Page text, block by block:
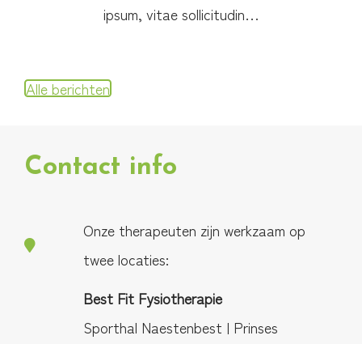
ipsum, vitae sollicitudin…
Alle berichten
Contact info
Onze therapeuten zijn werkzaam op
twee locaties:
Best Fit Fysiotherapie
Sporthal Naestenbest | Prinses